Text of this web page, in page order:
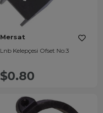
Mersat
Lnb Kelepçesi Ofset No:3
$0.80